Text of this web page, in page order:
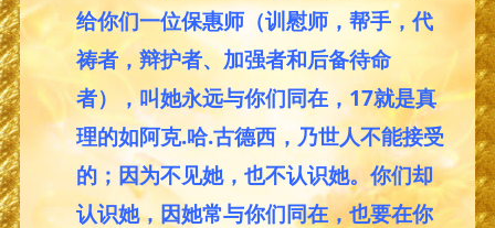
给你们一位保惠师（训慰师，帮手，代
祷者，辩护者、加强者和后备待命
者），叫她永远与你们同在，17就是真
理的如阿克.哈.古德西，乃世人不能接受
的；因为不见她，也不认识她。你们却
认识她，因她常与你们同在，也要在你